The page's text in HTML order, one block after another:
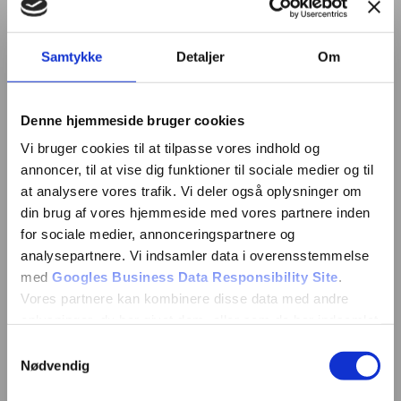
Samtykke Detaljer Om
Denne hjemmeside bruger cookies
Vi bruger cookies til at tilpasse vores indhold og
annoncer, til at vise dig funktioner til sociale medier og til
at analysere vores trafik. Vi deler også oplysninger om
din brug af vores hjemmeside med vores partnere inden
for sociale medier, annonceringspartnere og
analysepartnere. Vi indsamler data i overensstemmelse
med Googles Business Data Responsibility Site.
Vores partnere kan kombinere disse data med andre
Nødvendig